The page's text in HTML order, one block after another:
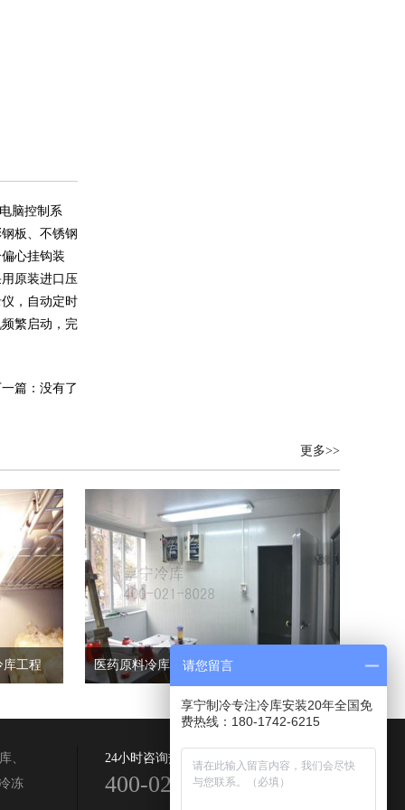
脑控制系
板、不锈钢
心挂钩装
原装进口压
，自动定时
繁启动，完
篇：没有了
更多>>
库工程 医药原料冷库--上海绘蓝环境科技冷库工程
、
冻
24小时咨询热线：
400-021-8028
请您留言
享宁制冷专注冷库安装20年全国免
费热线：180-1742-6215